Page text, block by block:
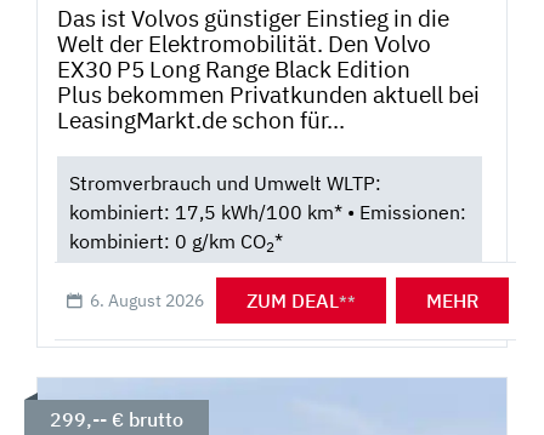
Das ist Volvos günstiger Einstieg in die
Welt der Elektromobilität. Den Volvo
EX30 P5 Long Range Black Edition
Plus bekommen Privatkunden aktuell bei
LeasingMarkt.de schon für...
Stromverbrauch und Umwelt WLTP:
kombiniert: 17,5 kWh/100 km* • Emissionen:
kombiniert: 0 g/km CO2*
6. August 2026 ZUM DEAL** MEHR
299,-- € brutto